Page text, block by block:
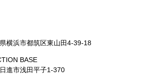
横浜市都筑区東山田4-39-18
BASE
進市浅田平子1-370